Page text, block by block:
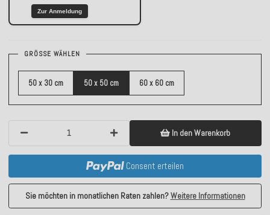
Zur Anmeldung
GRÖSSE WÄHLEN
50 x 30 cm 50 x 50 cm 60 x 60 cm
In den Warenkorb
Consent erteilen
Sie möchten in monatlichen Raten zahlen?Weitere Informationen